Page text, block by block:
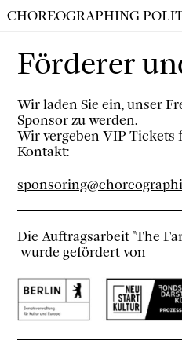
CHOREOGRAPHING
Förderer
Wir laden Sie ein, unser
Sponsor zu werden.
Wir vergeben VIP Tickets
Kontakt:
Die Auftragsarbeit "The
wurde gefördert von